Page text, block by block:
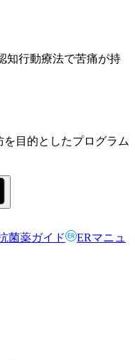
知行動療法で苦痛が持
目的としたプログラム
菌薬ガイド
ERマニュ